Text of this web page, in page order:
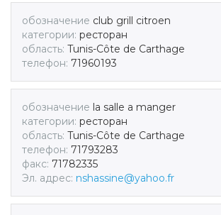
обозначение club grill citroen
категории: ресторан
область: Tunis-Côte de Carthage
телефон: 71960193
обозначение la salle a manger
категории: ресторан
область: Tunis-Côte de Carthage
телефон: 71793283
факс: 71782335
Эл. адрес: nshassine@yahoo.fr